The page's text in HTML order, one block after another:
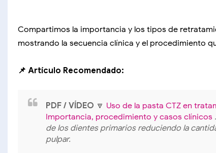
Compartimos la importancia y los tipos de
mostrando la secuencia clínica y el procedimiento
📌 Artículo Recomendado:
PDF / VÍDEO 🔽 Uso de la pasta CTZ en
Importancia, procedimiento y casos clínicos
de los dientes primarios reduciendo la
pulpar.